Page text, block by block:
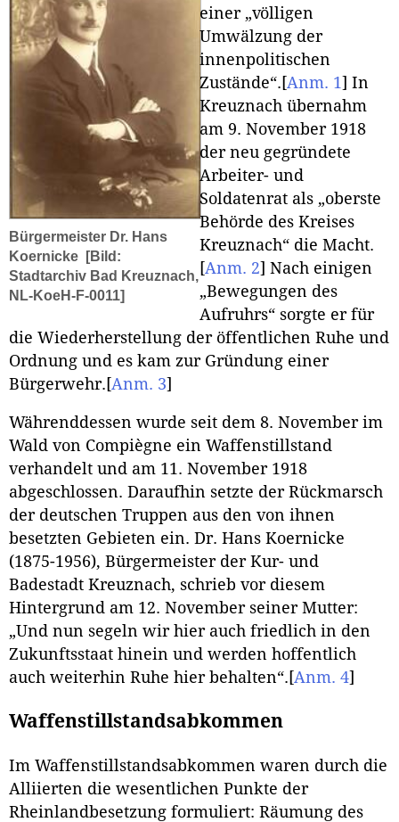
Bürgermeister Dr. Hans
Koernicke
[Bild:
Stadtarchiv Bad Kreuznach,
NL-KoeH-F-0011]
einer „völligen
Umwälzung der
innenpolitischen
Zustände“. [Anm. 1] In
Kreuznach übernahm
am 9. November 1918
der neu gegründete
Arbeiter- und
Soldatenrat als „oberste
Behörde des Kreises
Kreuznach“ die Macht.
[Anm. 2] Nach einigen
„Bewegungen des
Aufruhrs“ sorgte er für
die Wiederherstellung der öffentlichen Ruhe und
Ordnung und es kam zur Gründung einer
Bürgerwehr. [Anm. 3]
Währenddessen wurde seit dem 8. November im
Wald von Compiègne ein Waffenstillstand
verhandelt und am 11. November 1918
abgeschlossen. Daraufhin setzte der Rückmarsch
der deutschen Truppen aus den von ihnen
besetzten Gebieten ein. Dr. Hans Koernicke
(1875-1956), Bürgermeister der Kur- und
Badestadt Kreuznach, schrieb vor diesem
Hintergrund am 12. November seiner Mutter:
„Und nun segeln wir hier auch friedlich in den
Zukunftsstaat hinein und werden hoffentlich
auch weiterhin Ruhe hier behalten“. [Anm. 4]
Waffenstillstandsabkommen
Im Waffenstillstandsabkommen waren durch die
Alliierten die wesentlichen Punkte der
Rheinlandbesetzung formuliert: Räumung des